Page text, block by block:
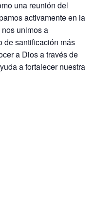
una reunión del
activamente en la
unimos a
de santificación más
a Dios a través de
a fortalecer nuestra